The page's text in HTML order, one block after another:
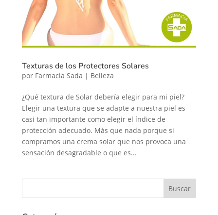
Texturas de los Protectores Solares
por Farmacia Sada | Belleza
¿Qué textura de Solar debería elegir para mi piel?
Elegir una textura que se adapte a nuestra piel es
casi tan importante como elegir el índice de
protección adecuado. Más que nada porque si
compramos una crema solar que nos provoca una
sensación desagradable o que es...